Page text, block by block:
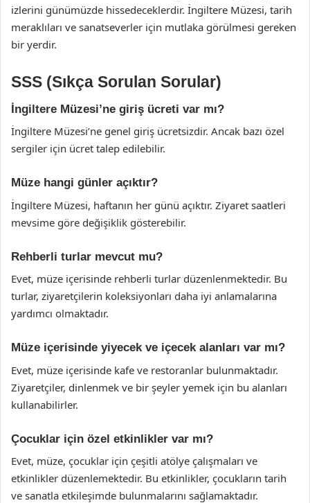
izlerini günümüzde hissedeceklerdir. İngiltere Müzesi, tarih
meraklıları ve sanatseverler için mutlaka görülmesi gereken
bir yerdir.
SSS (Sıkça Sorulan Sorular)
İngiltere Müzesi’ne giriş ücreti var mı?
İngiltere Müzesi’ne genel giriş ücretsizdir. Ancak bazı özel
sergiler için ücret talep edilebilir.
Müze hangi günler açıktır?
İngiltere Müzesi, haftanın her günü açıktır. Ziyaret saatleri
mevsime göre değişiklik gösterebilir.
Rehberli turlar mevcut mu?
Evet, müze içerisinde rehberli turlar düzenlenmektedir. Bu
turlar, ziyaretçilerin koleksiyonları daha iyi anlamalarına
yardımcı olmaktadır.
Müze içerisinde yiyecek ve içecek alanları var mı?
Evet, müze içerisinde kafe ve restoranlar bulunmaktadır.
Ziyaretçiler, dinlenmek ve bir şeyler yemek için bu alanları
kullanabilirler.
Çocuklar için özel etkinlikler var mı?
Evet, müze, çocuklar için çeşitli atölye çalışmaları ve
etkinlikler düzenlemektedir. Bu etkinlikler, çocukların tarih
ve sanatla etkileşimde bulunmalarını sağlamaktadır.